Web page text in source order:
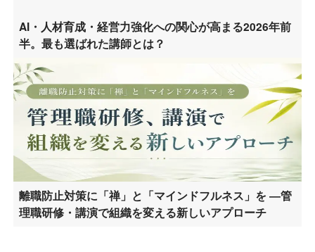
AI・人材育成・経営力強化への関心が高まる2026年前
半。最も選ばれた講師とは？
離職防止対策に「禅」と「マインドフルネス」を ―管
理職研修・講演で組織を変える新しいアプローチ